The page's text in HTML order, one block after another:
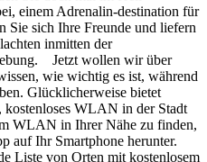
einem Adrenalin-destination für
Sie sich Ihre Freunde und liefern
inmitten der
Jetzt wollen wir über
wie wichtig es ist, während
Glücklicherweise bietet
WLAN in der Stadt
WLAN in Ihrer Nähe zu finden,
auf Ihr Smartphone herunter.
Liste von Orten mit kostenlosem